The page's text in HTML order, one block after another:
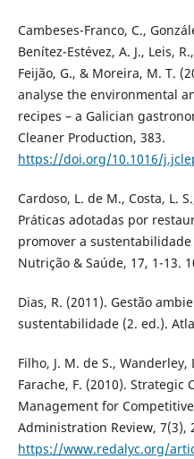
Cambeses-Franco, C.,
Benítez-Estévez, A. J., Leis,
Feijão, G., & Moreira, M. T.
analyse the environmental
recipes – a Galician
Cleaner Production, 383.
https://doi.org/10.1016/
Cardoso, L. de M., Costa, L.
Práticas adotadas por
promover a
Nutrição & Saúde, 17, 1-13.
Dias, R. (2011). Gestão
sustentabilidade (2. ed.).
Filho, J. M. de S., Wanderley,
Farache, F. (2010). Strategic
Management for
Administration Review, 7(3),
https://www.redalyc.org/